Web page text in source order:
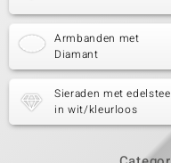
Armbanden met
Diamant
Sieraden met
in wit/kleurloos